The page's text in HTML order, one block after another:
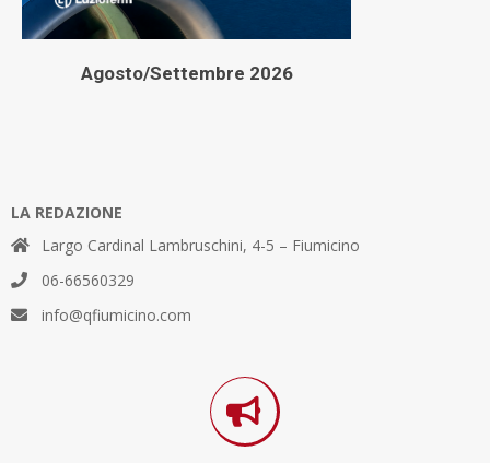
Agosto/Settembre 2026
LA REDAZIONE
Largo Cardinal Lambruschini, 4-5 – Fiumicino
06-66560329
info@qfiumicino.com